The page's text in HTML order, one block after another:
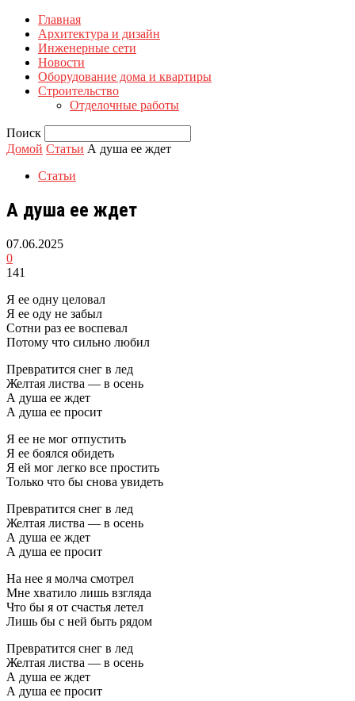
Главная
Архитектура и дизайн
Инженерные сети
Новости
Оборудование дома и квартиры
Строительство
Отделочные работы
Поиск
Домой Статьи А душа ее ждет
Статьи
А душа ее ждет
07.06.2025
0
141
Я ее одну целовал
Я ее оду не забыл
Сотни раз ее воспевал
Потому что сильно любил
Превратится снег в лед
Желтая листва — в осень
А душа ее ждет
А душа ее просит
Я ее не мог отпустить
Я ее боялся обидеть
Я ей мог легко все простить
Только что бы снова увидеть
Превратится снег в лед
Желтая листва — в осень
А душа ее ждет
А душа ее просит
На нее я молча смотрел
Мне хватило лишь взгляда
Что бы я от счастья летел
Лишь бы с ней быть рядом
Превратится снег в лед
Желтая листва — в осень
А душа ее ждет
А душа ее просит